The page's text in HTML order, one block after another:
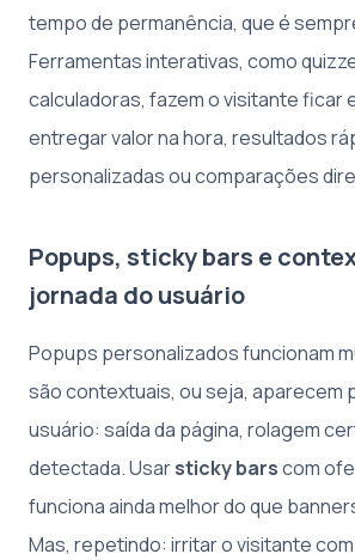
tempo de permanência, que é
Ferramentas interativas, como
calculadoras, fazem o visitante ficar
entregar valor na hora, resultados
personalizadas ou comparações
Popups, sticky bars e
jornada do usuário
Popups personalizados funcionam
são contextuais, ou seja, aparecem
usuário: saída da página, rolagem
detectada. Usarsticky barscom
funciona ainda melhor do que
Mas, repetindo: irritar o visitante